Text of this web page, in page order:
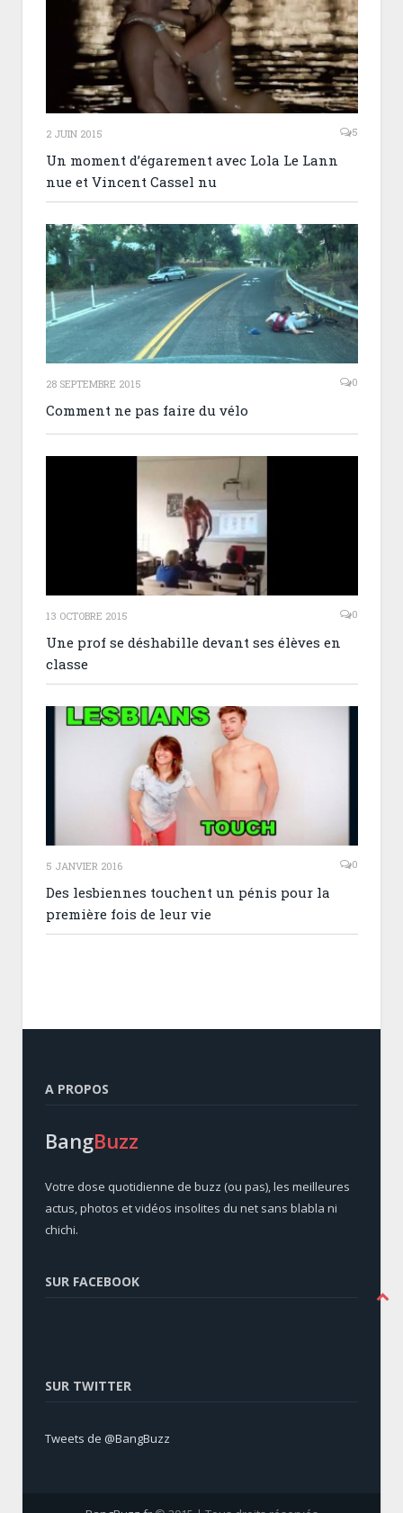
2 JUIN 2015 5
Un moment d’égarement avec Lola Le Lann
nue et Vincent Cassel nu
28 SEPTEMBRE 2015 0
Comment ne pas faire du vélo
13 OCTOBRE 2015 0
Une prof se déshabille devant ses élèves en
classe
5 JANVIER 2016 0
Des lesbiennes touchent un pénis pour la
première fois de leur vie
A PROPOS
BangBuzz
Votre dose quotidienne de buzz (ou pas), les meilleures
actus, photos et vidéos insolites du net sans blabla ni
chichi.
SUR FACEBOOK
SUR TWITTER
Tweets de @BangBuzz